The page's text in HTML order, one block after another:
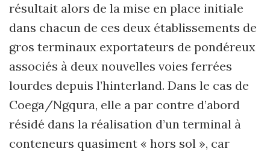
résultait alors de la mise en place initiale
dans chacun de ces deux établissements de
gros terminaux exportateurs de pondéreux
associés à deux nouvelles voies ferrées
lourdes depuis l’hinterland. Dans le cas de
Coega/Ngqura, elle a par contre d’abord
résidé dans la réalisation d’un terminal à
conteneurs quasiment « hors sol », car